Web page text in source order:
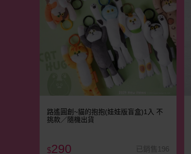
路遙圓創~貓的抱抱(娃娃版盲盒)1入 不
挑款／隨機出貨
$290 已銷售196